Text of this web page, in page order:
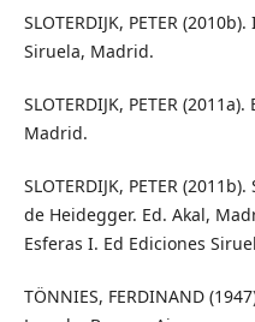
SLOTERDIJK, PETER
Siruela, Madrid.
SLOTERDIJK, PETER
Madrid.
SLOTERDIJK, PETER
de Heidegger. Ed. Akal,
Esferas I. Ed Ediciones
TÖNNIES, FERDINAND